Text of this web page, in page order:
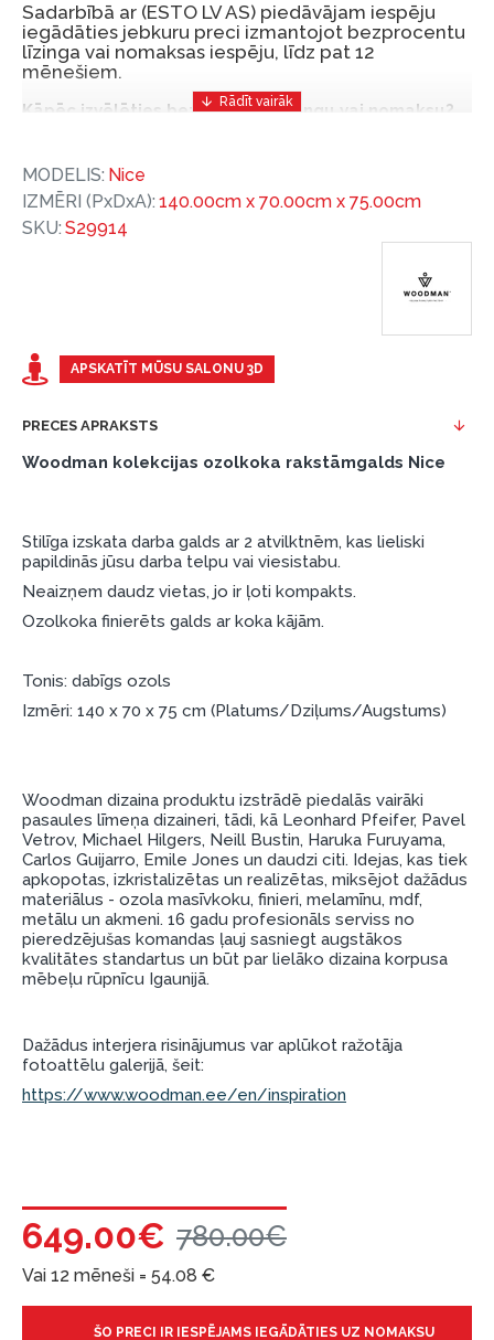
Sadarbībā ar (ESTO LV AS) piedāvājam iespēju
iegādāties jebkuru preci izmantojot bezprocentu
līzinga vai nomaksas iespēju, līdz pat 12
mēnešiem.
Kāpēc izvēlēties bezprocentu līzingu vai nomaksu?
un izdevīgs finansēšanas risinājums, lai iegādātos
vajadzīgās preces tulīt, bet par tām norēķinoties
vēlāk.
Ar ESTO iegūstiet bezprocentu līzinga vai nomaksas
priekšrocības bez pirmās iemaksas un ar nomaksas
Piemērs: Preces cena 300 €, termiņš: 12 mēneši,
pirmā iemaksa: 0 €, ikmēneša maksājums: 25 €,
salonu Dārzciema ielā 91, Rīga, Latvija.
ESTO LV AS (Dokumentu noformēšanai
nepieciešams Smart-ID, eParaksts eID, eParaksts
eID mobile, ESTO konts vai banka Swedbank,
Luminor, SEB vai Citadele).
Līguma nosacījumi:
Līzinga līgumu drīkst parakstīt tikai tā persona,
Pirms kredīta noformēšanas, lūdzam iepazīties ar
preču piegādes noteikumiem , kā arī
garantijas un atgriesanas noteikumiem.
Finansiālā atbildība:
Aicinām aizņemties atbildīgi! Pirms aizņemties,
lūdzu, izvērtējiet savas finansiālās iespējas.
APSKATĪT MŪSU SALONU 3D
PRECES APRAKSTS
Woodman kolekcijas ozolkoka rakstāmgalds Nice
Stilīga izskata darba galds ar 2 atvilktnēm, kas lieliski
papildinās jūsu darba telpu vai viesistabu.
Neaizņem daudz vietas, jo ir ļoti kompakts.
Ozolkoka finierēts galds ar koka kājām.
Tonis: dabīgs ozols
Izmēri: 140 x 70 x 75 cm (Platums/Dziļums/Augstums)
Woodman dizaina produktu izstrādē piedalās vairāki
pasaules līmeņa dizaineri, tādi, kā Leonhard Pfeifer, Pavel
Vetrov, Michael Hilgers, Neill Bustin, Haruka Furuyama,
Carlos Guijarro, Emile Jones un daudzi citi. Idejas, kas tiek
apkopotas, izkristalizētas un realizētas, miksējot dažādus
materiālus - ozola masīvkoku, finieri, melamīnu, mdf,
metālu un akmeni. 16 gadu profesionāls serviss no
pieredzējušas komandas ļauj sasniegt augstākos
kvalitātes standartus un būt par lielāko dizaina korpusa
mēbeļu rūpnīcu Igaunijā.
Dažādus interjera risinājumus var aplūkot ražotāja
fotoattēlu galerijā, šeit:
https://www.woodman.ee/en/inspiration
MODELIS: Nice
IZMĒRI (PxDxA): 140.00cm x 70.00cm x 75.00cm
SKU: S29914
649.00€ 780.00€
Vai 12 mēneši = 54.08 €
ŠO PRECI IR IESPĒJAMS IEGĀDĀTIES UZ NOMAKSU